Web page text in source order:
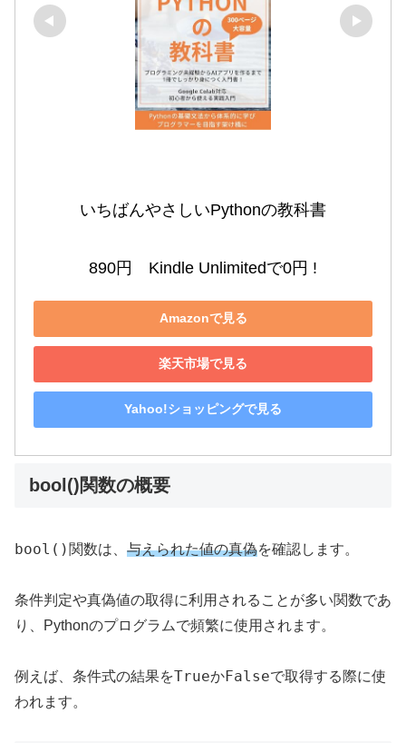
いちばんやさしいPythonの教科書
890円　Kindle Unlimitedで0円 !
Amazonで見る
楽天市場で見る
Yahoo!ショッピングで見る
bool()関数の概要
bool() 関数は、 与えられた値の真偽を確認します。
条件判定や真偽値の取得に利用されることが多い関数であ
り、Pythonのプログラムで頻繁に使用されます。
例えば、条件式の結果をTrueかFalseで取得する際に使
われます。